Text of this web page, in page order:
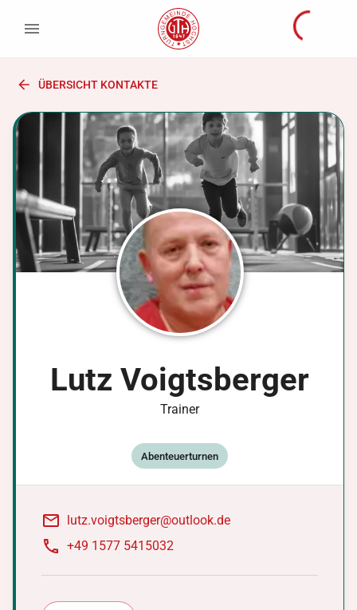
ÜBERSICHT KONTAKTE
Lutz Voigtsberger
Trainer
Abenteuerturnen
lutz.voigtsberger@outlook.de
+49 1577 5415032